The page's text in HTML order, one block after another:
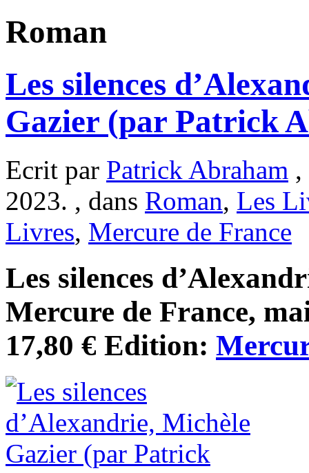
Roman
Les silences
Gazier (par Patrick
Ecrit par Patrick Abraham ,
2023. , dans Roman, Les
Livres, Mercure de France
Les silences
Mercure de France,
17,80 € Edition: